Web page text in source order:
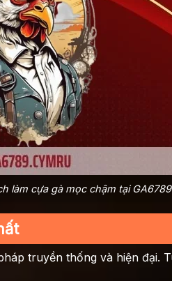
làm cựa gà mọc chậm tại GA6789
truyền thống và hiện đại.